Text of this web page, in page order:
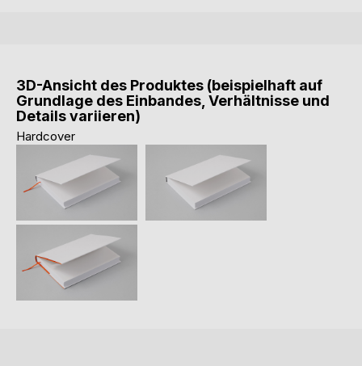
3D-Ansicht des Produktes (beispielhaft auf
Grundlage des Einbandes, Verhältnisse und
Details variieren)
Hardcover